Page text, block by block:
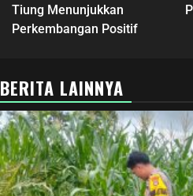
Tiung Menunjukkan
Perkembangan Positif
BERITA LAINNYA